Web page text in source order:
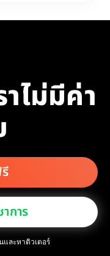
ไม่มีค่า
การ
และหาติวเตอร์